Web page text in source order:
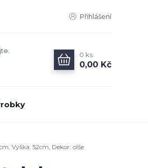
Přihlášení
0 ks
0,00 Kč
Výška: 52cm, Dekor: olše